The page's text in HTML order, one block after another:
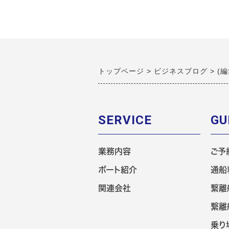
トップページ ビジネスブログ (
SERVICE
業務内容
ボート紹介
関連会社
ご予
通船
繋離
繋離
乗り